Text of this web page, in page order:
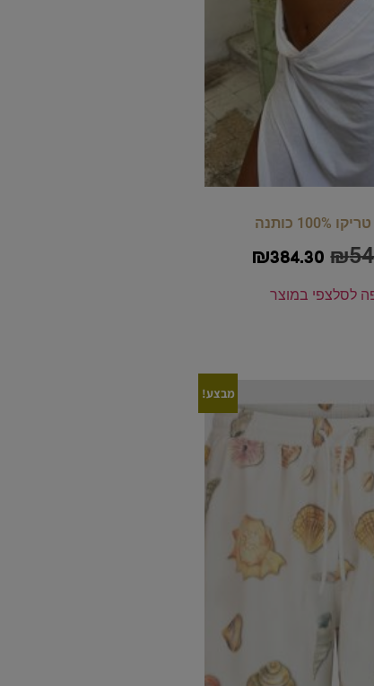
כותנה
₪
₪384.30
לסלצפי במוצר
מבצע!